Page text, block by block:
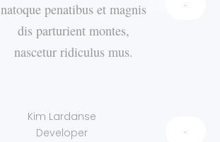
natoque penatibus et magnis
dis parturient montes,
nascetur ridiculus mus.
Kim Lardanse
Developer